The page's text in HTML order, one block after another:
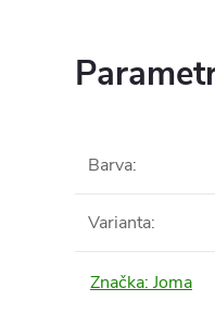
Barva:
Varianta:
Značka: Joma